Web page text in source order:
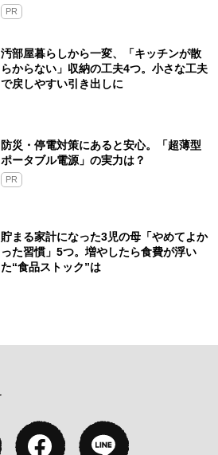
PR
汚部屋暮らしから一変、「キッチンが散
らからない」収納の工夫4つ。小さな工夫
で戻しやすい引き出しに
防災・停電対策にあると安心。「超薄型
ポータブル電源」の実力は？​
PR
貯まる家計になった3児の母「やめてよか
った習慣」5つ。増やしたら食費が浮い
た“食品ストック”は